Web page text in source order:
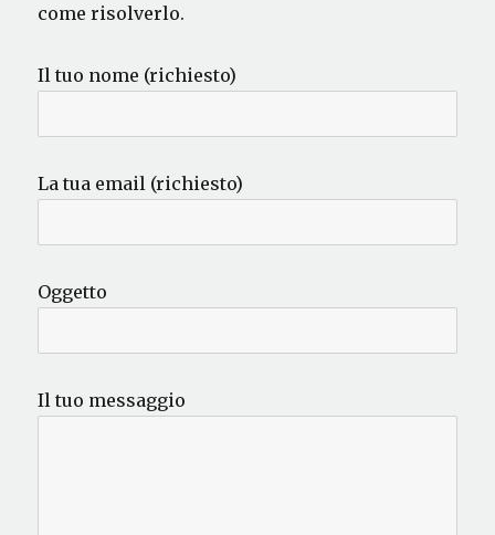
come risolverlo.
Il tuo nome (richiesto)
La tua email (richiesto)
Oggetto
Il tuo messaggio